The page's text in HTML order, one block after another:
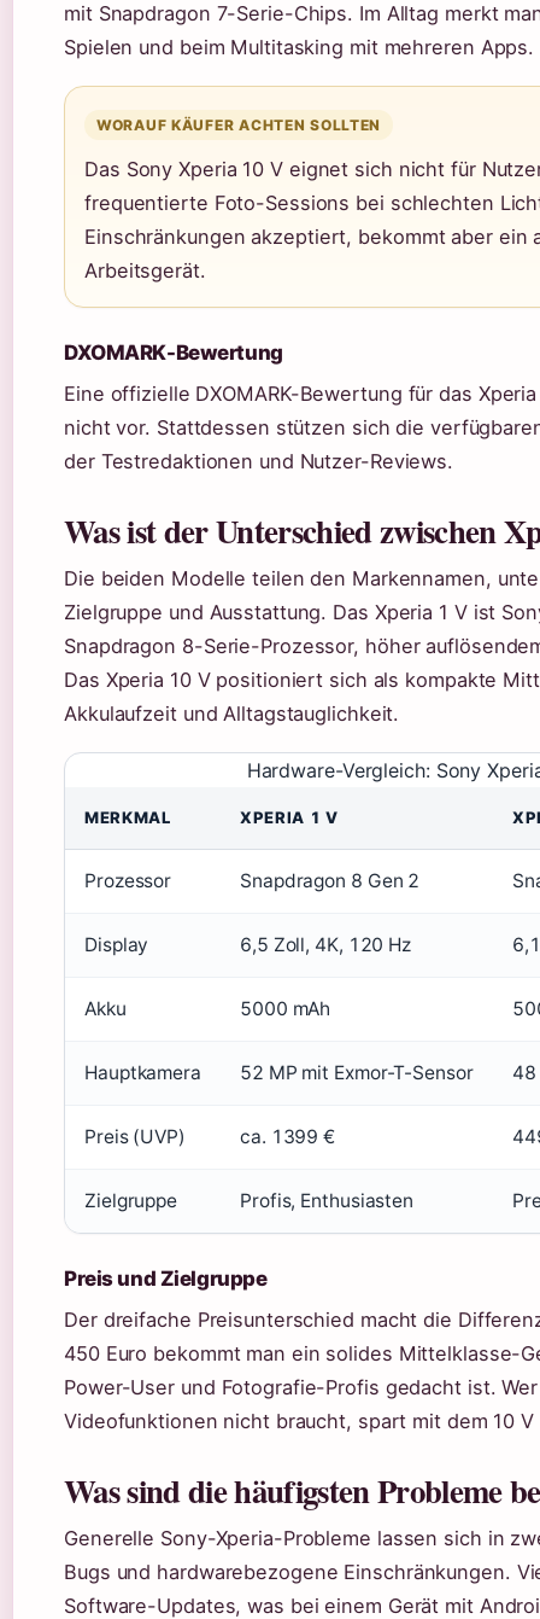
mit Snapdragon 7-Serie-Chips. Im Alltag merkt
Spielen und beim Multitasking mit mehreren Apps.
WORAUF KÄUFER ACHTEN SOLLTEN
Das Sony Xperia 10 V eignet sich nicht für
frequentierte Foto-Sessions bei schlechten
Einschränkungen akzeptiert, bekommt aber ein
Arbeitsgerät.
DXOMARK-Bewertung
Eine offizielle DXOMARK-Bewertung für das
nicht vor. Stattdessen stützen sich die
der Testredaktionen und Nutzer-Reviews.
Was ist der Unterschied zwischen
Die beiden Modelle teilen den Markennamen,
Zielgruppe und Ausstattung. Das Xperia 1 V ist
Snapdragon 8-Serie-Prozessor, höher
Das Xperia 10 V positioniert sich als kompakte
Akkulaufzeit und Alltagstauglichkeit.
Hardware-Vergleich: Sony
MERKMAL XPERIA 1 V
Prozessor Snapdragon 8 Gen 2
Display 6,5 Zoll, 4K, 120 Hz
Akku 5000 mAh
Hauptkamera 52 MP mit Exmor-T-Sensor 48
Preis (UVP) ca. 1399 €
Zielgruppe Profis, Enthusiasten
Preis und Zielgruppe
Der dreifache Preisunterschied macht die
450 Euro bekommt man ein solides Mittelklasse-
Power-User und Fotografie-Profis gedacht ist.
Videofunktionen nicht braucht, spart mit dem 10
Was sind die häufigsten Probleme
Generelle Sony-Xperia-Probleme lassen sich in
Bugs und hardwarebezogene Einschränkungen.
Software-Updates, was bei einem Gerät mit